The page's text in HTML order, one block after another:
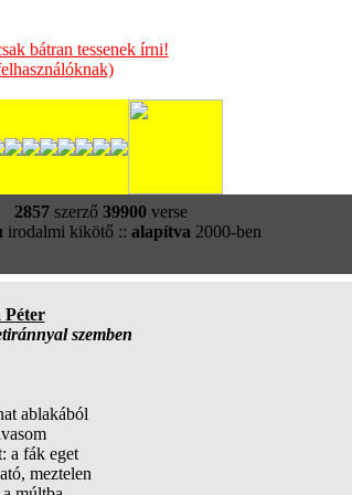
bátran tessenek írni!
2857szerző 39900verse
irodalmi kikötő :: alapítva 2000-ben
Péter
szemben
ablakából
a fák eget
meztelen